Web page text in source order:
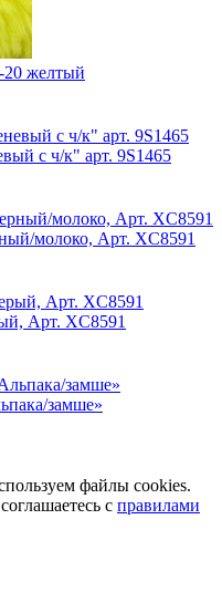
20 желтый
с ч/к" арт. 9S1465
молоко, Арт. XC8591
Арт. XC8591
замше»
файлы cookies.
с правилами